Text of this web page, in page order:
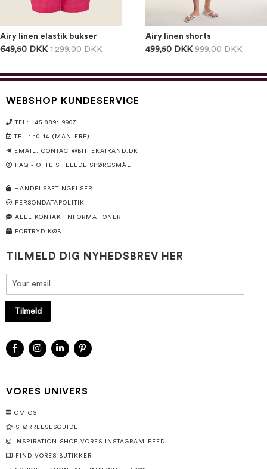
Airy linen elastik bukser
649,50 DKK 1.299,00 DKK
Airy linen shorts
499,50 DKK 999,00 DKK
WEBSHOP KUNDESERVICE
TEL: +45 8891 9907
TEL.: 10-14 (MAN-FRE)
EMAIL: CONTACT@BITTEKAIRAND.DK
FAQ - OFTE STILLEDE SPØRGSMÅL
HANDELSBETINGELSER
PERSONDATAPOLITIK
ALLE KONTAKTINFORMATIONER
FORTRYD KØB
TILMELD DIG NYHEDSBREV HER
Tilmeld
VORES UNIVERS
OM OS
STØRRELSESGUIDE
INSPIRATION SHOP VORES INSTAGRAM-FEED
FIND VORES BUTIKKER